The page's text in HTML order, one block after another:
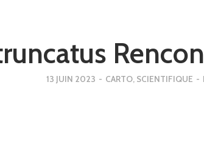
13 JUIN 2023 - CARTO, SCIENTIFIQUE -